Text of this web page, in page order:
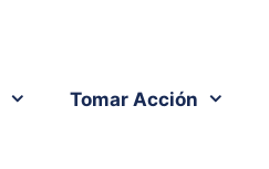
Tomar Acción